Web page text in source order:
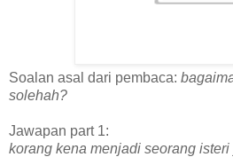
Soalan asal dari pembaca:
solehah?
Jawapan part 1:
korang kena menjadi seorang